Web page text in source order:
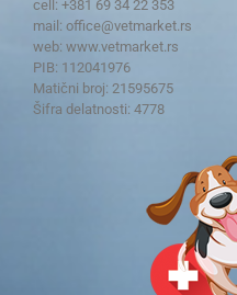
cell: +381 69 34 22 353
mail: office@vetmarket.rs
web: www.vetmarket.rs
PIB: 112041976
Matični broj: 21595675
Šifra delatnosti: 4778